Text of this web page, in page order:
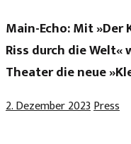
Main-Echo: Mit »Der
Riss durch die
Theater die neue
2. Dezember 2023Press